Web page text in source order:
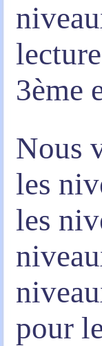
3ème
Nous
les
les
pour